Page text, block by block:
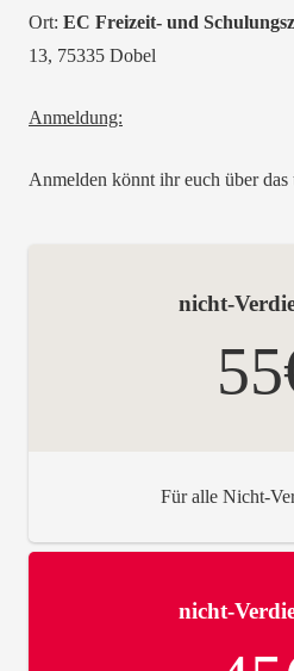
Ort: EC Freizeit- und
13, 75335 Dobel
Anmeldung:
Anmelden könnt ihr euch über das
nicht-
Für alle Nicht-
nicht-